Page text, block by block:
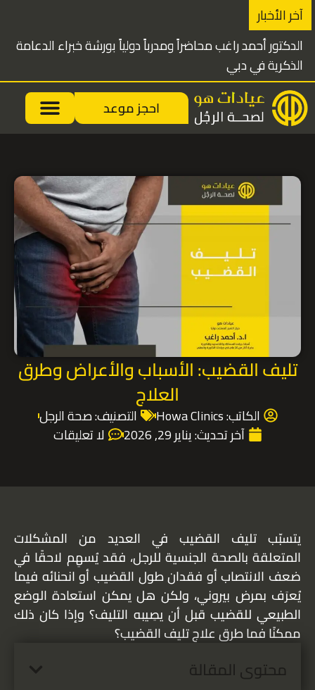
تخطي
المحتوى
آخر الأخبار
الدكتور أحمد راغب محاضراً ومدرباً دولياً بورشة خبراء الدعامة
الذكرية في دبي
احجز موعد
تليف القضيب: الأسباب والأعراض وطرق
العلاج
الكاتب: التصنيف:صحة الرجل
آخر تحديث:يناير 29, 2026 لا تعليقات
يتسبّب تليف القضيب في العديد من المشكلات
المتعلقة بالصحة الجنسية للرجل، فقد يُسهِم لاحقًا في
ضعف الانتصاب أو فقدان طول القضيب أو انحنائه فيما
يُعرَف بمرض بيروني، ولكن هل يمكن استعادة الوضع
الطبيعي للقضيب قبل أن يصِيبه التليف؟ وإذا كان ذلك
ممكنًا فما طرق علاج تليف القضيب؟
محتوى المقالة